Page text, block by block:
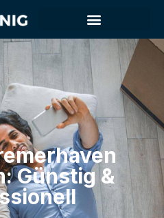
Günstig &